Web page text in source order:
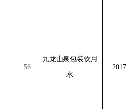
56
九龙山泉包装饮用
水